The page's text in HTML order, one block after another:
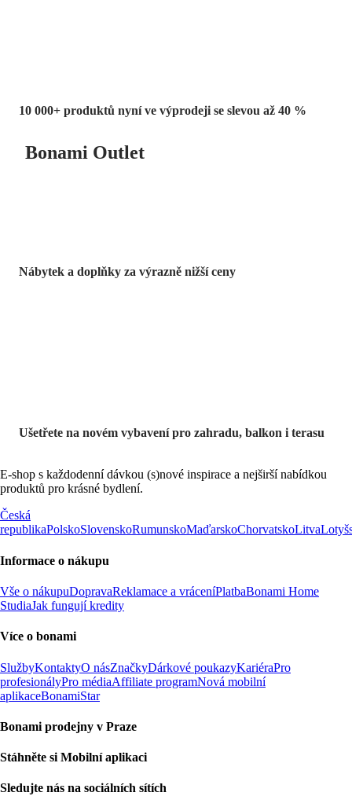
10 000+ produktů nyní ve výprodeji se slevou až 40 %
Bonami Outlet
Nábytek a doplňky za výrazně nižší ceny
Ušetřete na novém vybavení pro zahradu, balkon i terasu
E-shop s každodenní dávkou (s)nové inspirace a nejširší nabídkou
produktů pro krásné bydlení.
Česká
republikaPolskoSlovenskoRumunskoMaďarskoChorvatskoLitva
Informace o nákupu
Vše o nákupuDopravaReklamace a vráceníPlatbaBonami Home
StudiaJak fungují kredity
Více o bonami
SlužbyKontaktyO násZnačkyDárkové poukazyKariéraPro
profesionályPro médiaAffiliate programNová mobilní
aplikaceBonamiStar
Bonami prodejny v Praze
Stáhněte si Mobilní aplikaci
Sledujte nás na sociálních sítích